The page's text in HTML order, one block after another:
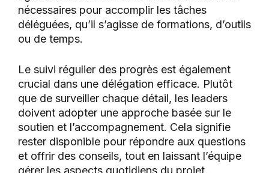
nécessaires pour accomplir les tâches
déléguées, qu’il s’agisse de formations, d’outils
ou de temps.
Le suivi régulier des progrès est également
crucial dans une délégation efficace. Plutôt
que de surveiller chaque détail, les leaders
doivent adopter une approche basée sur le
soutien et l’accompagnement. Cela signifie
rester disponible pour répondre aux questions
et offrir des conseils, tout en laissant l’équipe
gérer les aspects quotidiens du projet.